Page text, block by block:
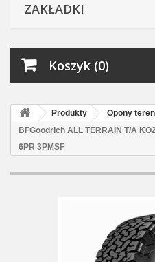
ZAKŁADKI
Koszyk (0)
Produkty Opony
BFGoodrich ALL TERRAIN T/A
6PR 3PMSF